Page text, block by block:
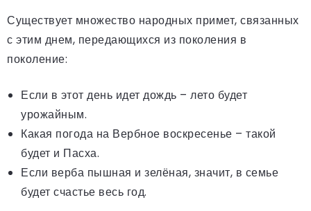
Существует множество народных примет, связанных
с этим днем, передающихся из поколения в
поколение:
Если в этот день идет дождь – лето будет
урожайным.
Какая погода на Вербное воскресенье – такой
будет и Пасха.
Если верба пышная и зелёная, значит, в семье
будет счастье весь год.